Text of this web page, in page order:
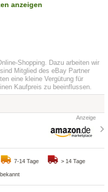
anzeigen
Shopping. Dazu arbeiten wir
Mitglied des eBay Partner
eine kleine Vergütung für
Kaufpreis zu beeinflussen.
7-14 Tage > 14 Tage